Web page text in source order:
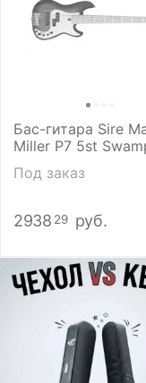
Бас-гитара Sire
Miller P7 5st
TS
Под заказ
2938 29 руб.